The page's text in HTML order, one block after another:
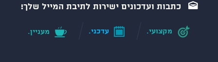
כתבות ועדכונים ישירות לתיבת המייל שלך!
מקצועי. עדכני. מעניין.